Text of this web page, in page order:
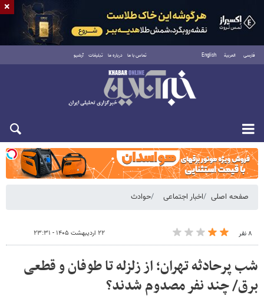
فارسی العربية English تماس با ما درباره ما تبلیغات آرشیو
شنبه ۱۷ مرداد ۱۴۰۵
صفحه اصلی اخبار اجتماعی حوادث
۸ نفر ۲۲ اردیبهشت ۱۴۰۵ - ۲۳:۳۱
شب پرحادثه تهران؛ از زلزله تا طوفان و قطعی
برق/ چند نفر مصدوم شدند؟
×